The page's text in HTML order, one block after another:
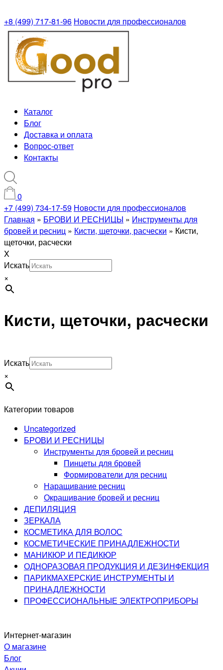
+8 (499) 717-81-96 Новости для профессионалов
Каталог
Блог
Доставка и оплата
Вопрос-ответ
Контакты
0
+7 (499) 734-17-59 Новости для профессионалов
Главная » БРОВИ И РЕСНИЦЫ » Инструменты для
бровей и ресниц » Кисти, щеточки, расчески » Кисти,
щеточки, расчески
X
Искать
×
Кисти, щеточки, расчески
Искать
×
Категории товаров
Uncategorized
БРОВИ И РЕСНИЦЫ
Инструменты для бровей и ресниц
Пинцеты для бровей
Формирователи для ресниц
Наращивание ресниц
Окрашивание бровей и ресниц
ДЕПИЛЯЦИЯ
ЗЕРКАЛА
КОСМЕТИКА ДЛЯ ВОЛОС
КОСМЕТИЧЕСКИЕ ПРИНАДЛЕЖНОСТИ
МАНИКЮР И ПЕДИКЮР
ОДНОРАЗОВАЯ ПРОДУКЦИЯ И ДЕЗИНФЕКЦИЯ
ПАРИКМАХЕРСКИЕ ИНСТРУМЕНТЫ И
ПРИНАДЛЕЖНОСТИ
ПРОФЕССИОНАЛЬНЫЕ ЭЛЕКТРОПРИБОРЫ
Интернет-магазин
О магазине
Блог